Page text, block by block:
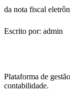
da nota fiscal
Escrito por: admin
Plataforma de
contabilidade.